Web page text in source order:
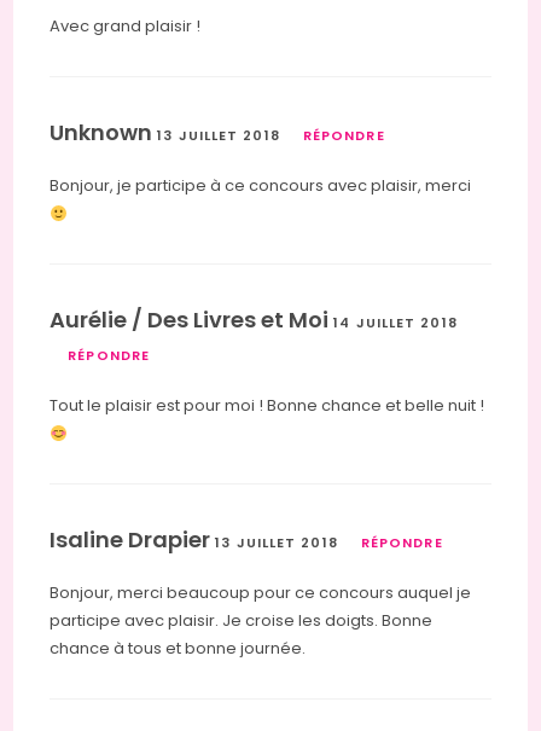
Avec grand plaisir !
Unknown13 JUILLET 2018 RÉPONDRE
Bonjour, je participe à ce concours avec plaisir, merci
Aurélie / Des Livres et Moi14 JUILLET 2018
RÉPONDRE
Tout le plaisir est pour moi ! Bonne chance et belle nuit !
Isaline Drapier13 JUILLET 2018 RÉPONDRE
Bonjour, merci beaucoup pour ce concours auquel je
participe avec plaisir. Je croise les doigts. Bonne
chance à tous et bonne journée.